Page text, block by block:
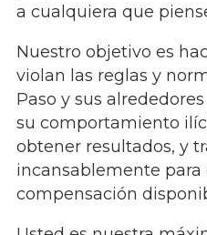
a cualquiera que
Nuestro objetivo es
violan las reglas y
Paso y sus
su comportamiento
obtener resultados, y
incansablemente
compensación